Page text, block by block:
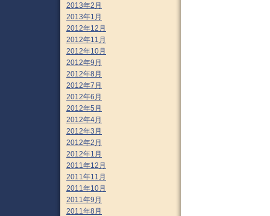
2013年2月
2013年1月
2012年12月
2012年11月
2012年10月
2012年9月
2012年8月
2012年7月
2012年6月
2012年5月
2012年4月
2012年3月
2012年2月
2012年1月
2011年12月
2011年11月
2011年10月
2011年9月
2011年8月